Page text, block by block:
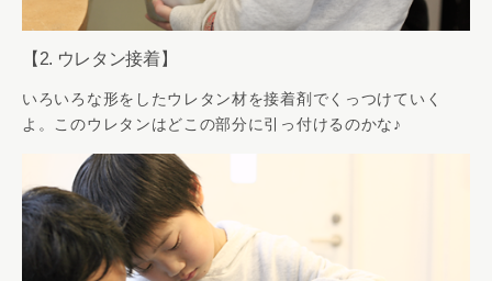
【2. ウレタン接着】
いろいろな形をしたウレタン材を接着剤でくっつけていく
よ。このウレタンはどこの部分に引っ付けるのかな♪